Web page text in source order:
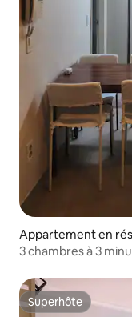
Appartement en
3 chambres à 3
Superhôte
Superhôte